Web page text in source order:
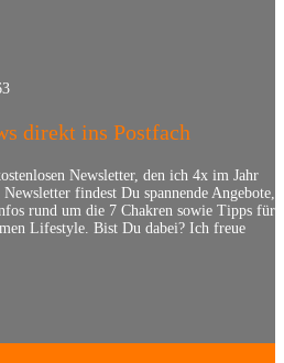
direkt ins Postfach
Newsletter, den ich 4x im Jahr
findest Du spannende Angebote,
rund um die 7 Chakren sowie Tipps für
Lifestyle. Bist Du dabei? Ich freue